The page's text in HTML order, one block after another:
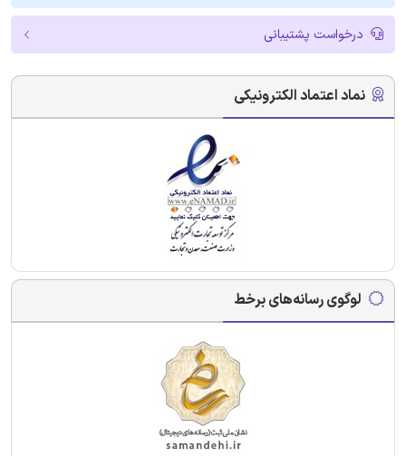
درخواست پشتیبانی
نماد اعتماد الکترونیکی
لوگوی رسانه‌های برخط